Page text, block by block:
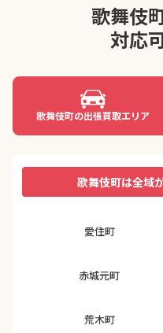
歌舞伎
対応
歌舞伎町の出張買取エリア
歌舞伎町は全域
愛住町
赤城元町
荒木町